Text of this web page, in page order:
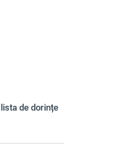
de dorințe